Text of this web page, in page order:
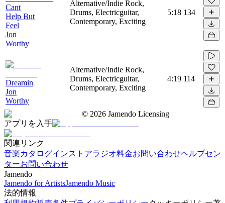
Cant
Help But
Feel
Jon
Worthy
Alternative/Indie Rock,
Drums, Electricguitar,
Contemporary, Exciting
5:18 134
Dreamin
Jon
Worthy
Alternative/Indie Rock,
Drums, Electricguitar,
Contemporary, Exciting
4:19 114
© 2026 Jamendo Licensing
アプリを入手
関連リンク
音楽カタログインストアラジオ料金お問い合わせヘルプセン
ターお問い合わせ
Jamendo
Jamendo for ArtistsJamendo Music
法的情報